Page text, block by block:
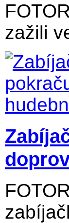
zažili